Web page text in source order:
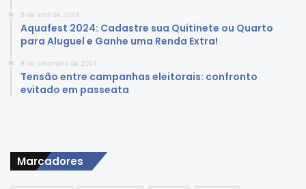
8 de abril de 2024
Aquafest 2024: Cadastre sua Quitinete ou Quarto
para Aluguel e Ganhe uma Renda Extra!
8 de setembro de 2024
Tensão entre campanhas eleitorais: confronto
evitado em passeata
Marcadores